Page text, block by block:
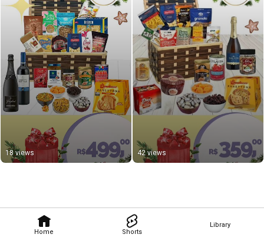
Home Shorts
Library
18 views 42 views